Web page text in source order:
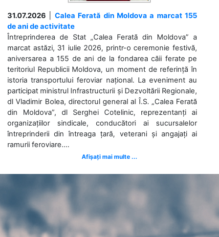
31.07.2026
Calea Ferată din Moldova a marcat 155
de ani de activitate
Întreprinderea de Stat „Calea Ferată din Moldova” a
marcat astăzi, 31 iulie 2026, printr-o ceremonie festivă,
aniversarea a 155 de ani de la fondarea căii ferate pe
teritoriul Republicii Moldova, un moment de referință în
istoria transportului feroviar național. La eveniment au
participat ministrul Infrastructurii și Dezvoltării Regionale,
dl Vladimir Bolea, directorul general al Î.S. „Calea Ferată
din Moldova”, dl Serghei Cotelinic, reprezentanți ai
organizațiilor sindicale, conducători ai sucursalelor
întreprinderii din întreaga țară, veterani și angajați ai
ramurii feroviare....
Afișați mai multe ...